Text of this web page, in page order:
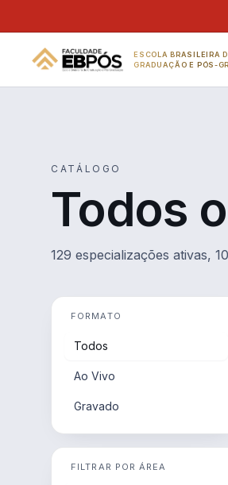
ESCOLA BRASILEIRA
GRADUAÇÃO E PÓS-
CATÁLOGO
Todos
129 especializações ativas,
FORMATO
Todos
Ao Vivo
Gravado
FILTRAR POR ÁREA